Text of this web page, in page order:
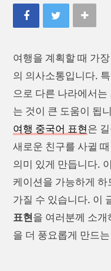
여행을 계획할 때 가
의 의사소통입니다.
으로 다른 나라에서
는 것이 큰 도움이 됩
여행 중국어 표현은
새로운 친구를 사귈
의미 있게 만듭니다.
케이션을 가능하게
가질 수 있습니다. 이
표현을 여러분께 소
을 더 풍요롭게 만드